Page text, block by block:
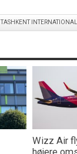
TASHKENT
Wizz Air
højere